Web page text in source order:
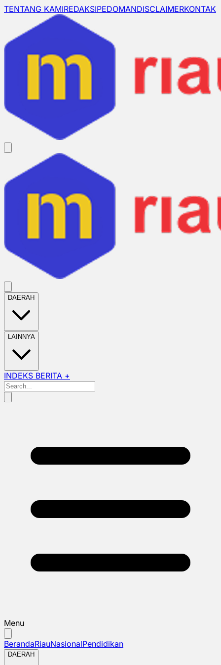
TENTANG KAMIREDAKSIPEDOMANDISCLAIMERKONTAK
DAERAH
LAINNYA
INDEKS BERITA +
Menu
BerandaRiauNasionalPendidikan
DAERAH